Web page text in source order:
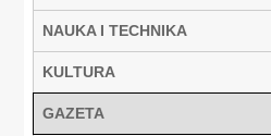
NAUKA I TECHNIKA
KULTURA
GAZETA